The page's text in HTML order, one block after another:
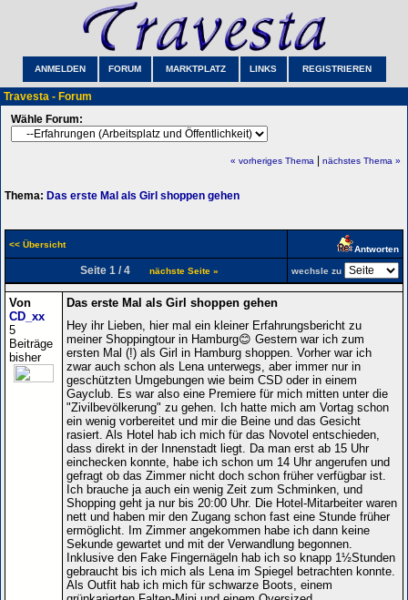
ANMELDEN FORUM MARKTPLATZ LINKS REGISTRIEREN
Travesta - Forum
Wähle Forum:
« vorheriges Thema nächstes Thema »
Thema: Das erste Mal als Girl shoppen gehen
<< Übersicht Antworten
Seite 1 / 4 nächste Seite » wechsle zu
Von
CD_xx
5
Beiträge
bisher
Das erste Mal als Girl shoppen gehen
Hey ihr Lieben, hier mal ein kleiner Erfahrungsbericht zu
meiner Shoppingtour in Hamburg😊 Gestern war ich zum
ersten Mal (!) als Girl in Hamburg shoppen. Vorher war ich
zwar auch schon als Lena unterwegs, aber immer nur in
geschützten Umgebungen wie beim CSD oder in einem
Gayclub. Es war also eine Premiere für mich mitten unter die
"Zivilbevölkerung" zu gehen. Ich hatte mich am Vortag schon
ein wenig vorbereitet und mir die Beine und das Gesicht
rasiert. Als Hotel hab ich mich für das Novotel entschieden,
dass direkt in der Innenstadt liegt. Da man erst ab 15 Uhr
einchecken konnte, habe ich schon um 14 Uhr angerufen und
gefragt ob das Zimmer nicht doch schon früher verfügbar ist.
Ich brauche ja auch ein wenig Zeit zum Schminken, und
Shopping geht ja nur bis 20:00 Uhr. Die Hotel-Mitarbeiter waren
nett und haben mir den Zugang schon fast eine Stunde früher
ermöglicht. Im Zimmer angekommen habe ich dann keine
Sekunde gewartet und mit der Verwandlung begonnen.
Inklusive den Fake Fingernägeln hab ich so knapp 1½Stunden
gebraucht bis ich mich als Lena im Spiegel betrachten konnte.
Als Outfit hab ich mich für schwarze Boots, einem